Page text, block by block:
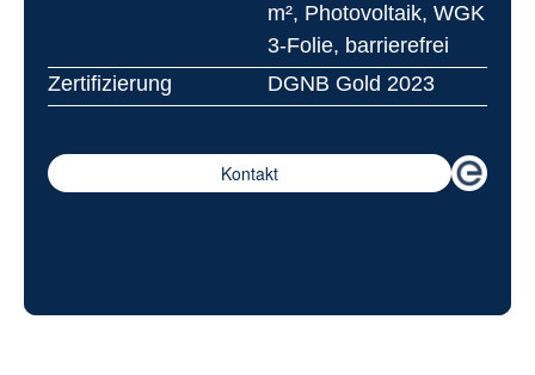
m², Photovoltaik, WGK
3-Folie, barrierefrei
Zertifizierung
DGNB Gold 2023
Kontakt